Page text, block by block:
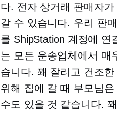
다. 전자 상거래 판매자
갈 수 있습니다. 우리 판
를 ShipStation 계정에 연
는 모든 운송업체에서 매
습니다. 꽤 잘리고 건조
위해 집에 갈 때 부모님
수도 있을 것 같습니다.